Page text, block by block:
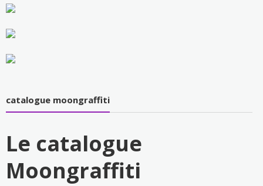
catalogue moongraffiti
Le catalogue
Moongraffiti